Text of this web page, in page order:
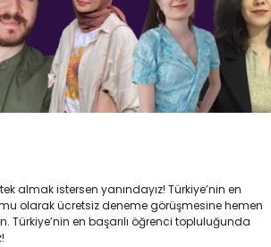
almak istersen yanındayız! Türkiye’nin en
olarak ücretsiz deneme görüşmesine hemen
Türkiye’nin en başarılı öğrenci topluluğunda